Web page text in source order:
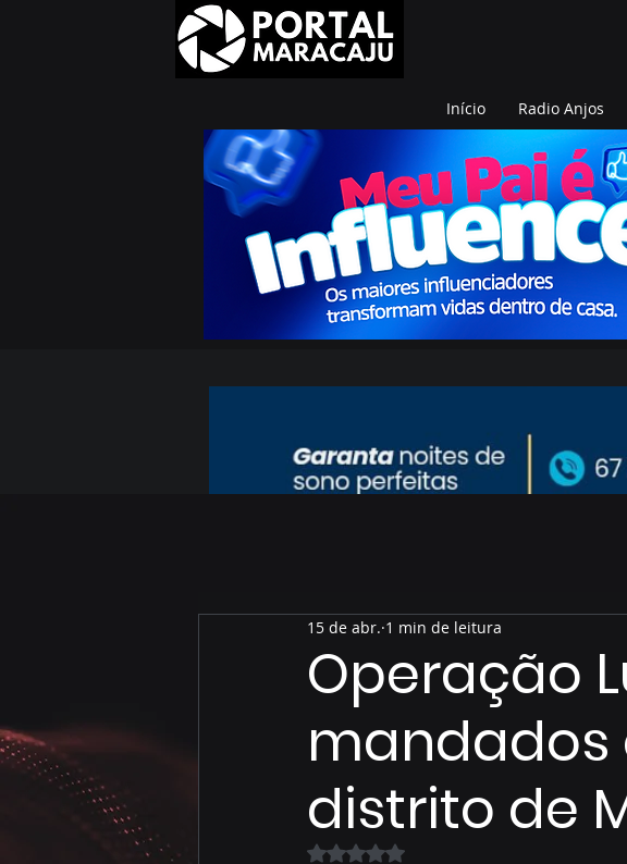
Início Radio Anjos
Operação
mandados
distrito de
15 de abr. 1 min de leitura
Avaliado com NaN de 5 estrelas.